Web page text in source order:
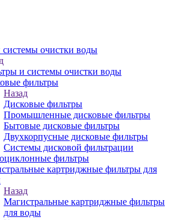
очистки воды
и системы очистки воды
фильтры
Назад
Дисковые фильтры
Промышленные дисковые фильтры
Бытовые дисковые фильтры
Двухкорпусные дисковые фильтры
Системы дисковой фильтрации
фильтры
картриджные фильтры для
Назад
Магистральные картриджные фильтры
для воды